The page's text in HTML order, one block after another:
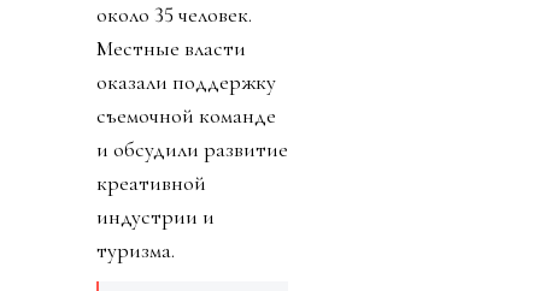
около 35 человек.
Местные власти
оказали поддержку
съемочной команде
и обсудили развитие
креативной
индустрии и
туризма.